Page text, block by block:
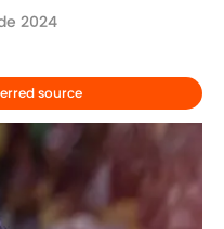
2024
source